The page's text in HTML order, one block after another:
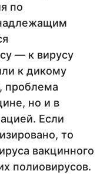
по
— к вирусу
к дикому
проблема
но и в
Если
то
вакцинного
полиовирусов.